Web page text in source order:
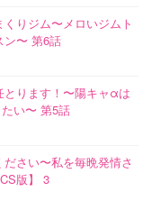
りジム〜メロいジムト
ン〜 第6話
ります！〜陽キャαは
い〜 第5話
さい〜私を毎晩発情さ
版】 3